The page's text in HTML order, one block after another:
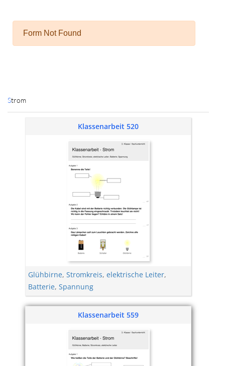
Strom
Klassenarbeit 520
Glühbirne, Stromkreis, elektrische Leiter,
Batterie, Spannung
Klassenarbeit 559